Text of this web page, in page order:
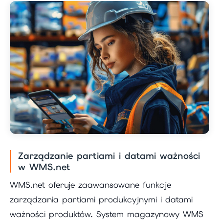
Zarządzanie partiami i datami ważności
w WMS.net
WMS.net oferuje zaawansowane funkcje
zarządzania partiami produkcyjnymi i datami
ważności produktów. System magazynowy WMS